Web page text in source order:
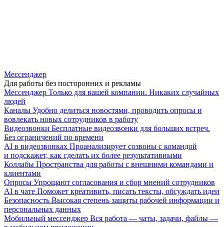
Мессенджер
Для работы без посторонних и рекламы
Мессенджер Только для вашей компании. Никаких случайных
людей
Каналы Удобно делиться новостями, проводить опросы и
вовлекать новых сотрудников в работу
Видеозвонки Бесплатные видеозвонки для больших встреч.
Без ограничений по времени
AI в видеозвонках Проанализирует созвоны с командой
и подскажет, как сделать их более результативными
Коллабы Пространства для работы с внешними командами и
клиентами
Опросы Упрощают согласования и сбор мнений сотрудников
AI в чате Поможет креативить, писать тексты, обсуждать идеи
Безопасность Высокая степень защиты рабочей информации и
персональных данных
Мобильный мессенджер Вся работа — чаты, задачи, файлы —